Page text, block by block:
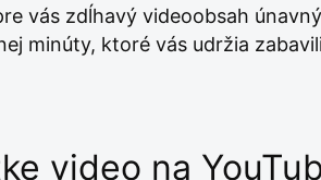
vás zdĺhavý videoobsah
minúty, ktoré vás udržia
video na